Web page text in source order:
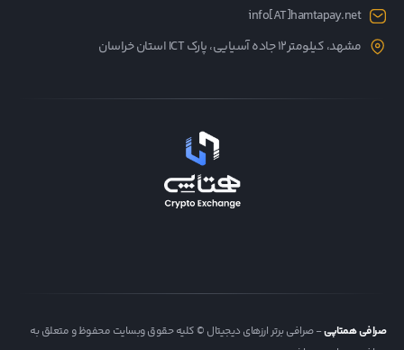
info[AT]hamtapay.net
مشهد، کیلومتر12 جاده آسیایی، پارک ICT استان خراسان
صرافی همتاپی- صرافی برتر ارزهای دیجیتال © کلیه حقوق وبسایت محفوظ و متعلق به